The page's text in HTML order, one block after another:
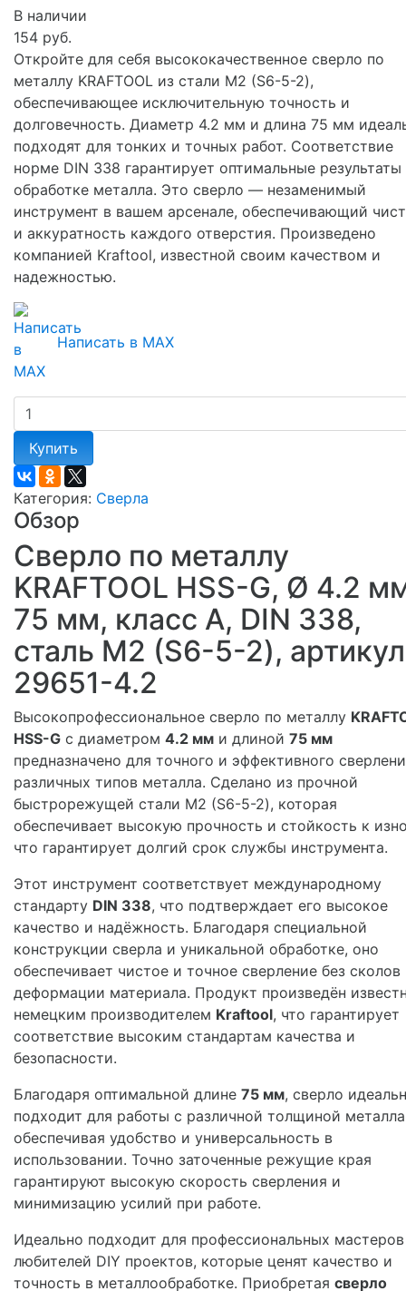
В наличии
154 руб.
Откройте для себя высококачественное сверло по
металлу KRAFTOOL из стали М2 (S6-5-2),
обеспечивающее исключительную точность и
долговечность. Диаметр 4.2 мм и длина 75 мм
подходят для тонких и точных работ. Соответствие
норме DIN 338 гарантирует оптимальные результаты
обработке металла. Это сверло — незаменимый
инструмент в вашем арсенале, обеспечивающий
и аккуратность каждого отверстия. Произведено
компанией Kraftool, известной своим качеством и
надежностью.
Написать в MAX
Купить
Категория: Сверла
Обзор
Сверло по металлу
KRAFTOOL HSS-G, Ø 4.2
75 мм, класс A, DIN 338,
сталь М2 (S6-5-2), артикул
29651-4.2
Высокопрофессиональное сверло по металлу
HSS-G с диаметром 4.2 мм и длиной 75 мм
предназначено для точного и эффективного
различных типов металла. Сделано из прочной
быстрорежущей стали М2 (S6-5-2), которая
обеспечивает высокую прочность и стойкость к
что гарантирует долгий срок службы инструмента.
Этот инструмент соответствует международному
стандарту DIN 338, что подтверждает его высокое
качество и надёжность. Благодаря специальной
конструкции сверла и уникальной обработке, оно
обеспечивает чистое и точное сверление без сколов
деформации материала. Продукт произведён
немецким производителем Kraftool, что гарантирует
соответствие высоким стандартам качества и
безопасности.
Благодаря оптимальной длине 75 мм, сверло
подходит для работы с различной толщиной
обеспечивая удобство и универсальность в
использовании. Точно заточенные режущие края
гарантируют высокую скорость сверления и
минимизацию усилий при работе.
Идеально подходит для профессиональных
любителей DIY проектов, которые ценят качество и
точность в металлообработке. Приобретая сверло